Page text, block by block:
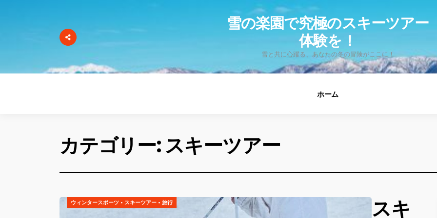
雪の楽園で究極のスキーツアー
体験を！
雪と共に心躍る、あなたの冬の冒険がここに！
ホーム
カテゴリー: スキーツアー
ウィンタースポーツ • スキーツアー • 旅行 スキ